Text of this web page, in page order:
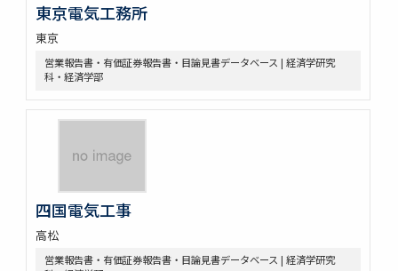
東京電気工務所
東京
営業報告書・有価証券報告書・目論見書データベース | 経済学研究
科・経済学部
四国電気工事
高松
営業報告書・有価証券報告書・目論見書データベース | 経済学研究